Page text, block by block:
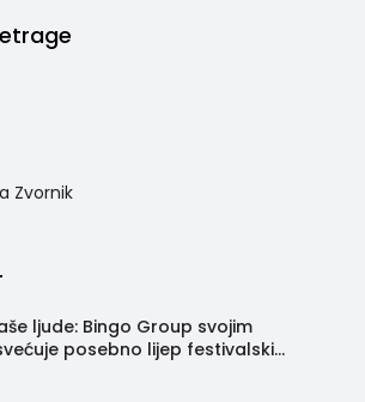
Zvornik
ljude: Bingo Group svojim
posebno lijep festivalski